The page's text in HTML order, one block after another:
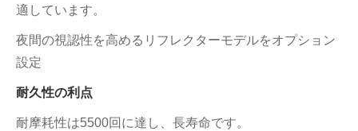
適しています。
夜間の視認性を高めるリフレクターモデルをオプション
設定
耐久性の利点
耐摩耗性は5500回に達し、長寿命です。